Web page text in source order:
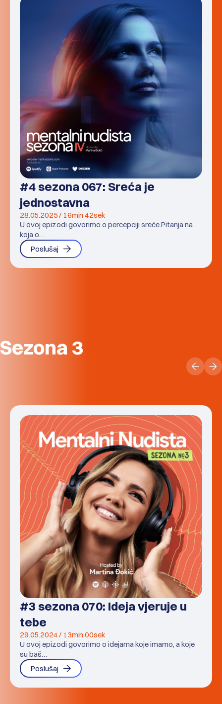
#4 sezona 067: Sreća je
jednostavna
28.05.2025 / 16min 42sek
U ovoj epizodi govorimo o percepciji sreće.Pitanja na
koja o…
Poslušaj
Sezona 3
#3 sezona 070: Ideja vjeruje u
tebe
29.05.2024 / 13min 00sek
U ovoj epizodi govorimo o idejama koje imamo, a koje
su baš…
Poslušaj